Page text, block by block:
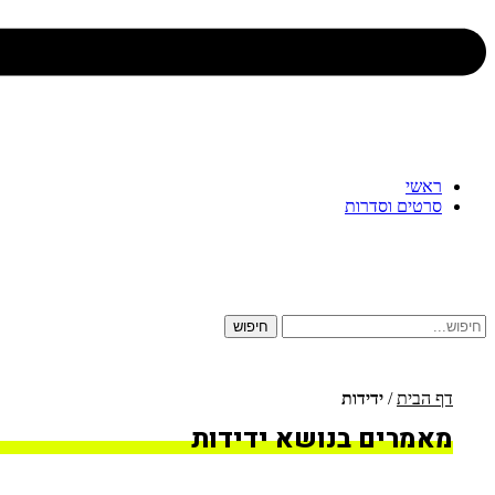
ראשי
סרטים וסדרות
חיפוש
דף הבית/ ידידות
מאמרים בנושא ידידות